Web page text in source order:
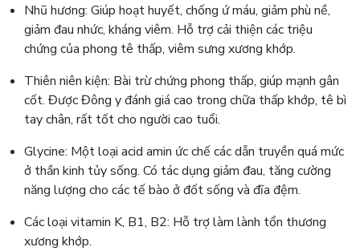
Nhũ hương: Giúp hoạt huyết, chống ứ máu, giảm phù nề,
giảm đau nhức, kháng viêm. Hỗ trợ cải thiện các triệu
chứng của phong tê thấp, viêm sưng xương khớp.
Thiên niên kiện: Bài trừ chứng phong thấp, giúp mạnh gân
cốt. Được Đông y đánh giá cao trong chữa thấp khớp, tê bì
tay chân, rất tốt cho người cao tuổi.
Glycine: Một loại acid amin ức chế các dẫn truyền quá mức
ở thần kinh tủy sống. Có tác dụng giảm đau, tăng cường
năng lượng cho các tế bào ở đốt sống và đĩa đệm.
Các loại vitamin K, B1, B2: Hỗ trợ làm lành tổn thương
xương khớp.